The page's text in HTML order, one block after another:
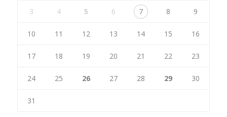
3 4 5 6 7 8 9
10 11 12 13 14 15 16
17 18 19 20 21 22 23
24 25 26 27 28 29 30
31